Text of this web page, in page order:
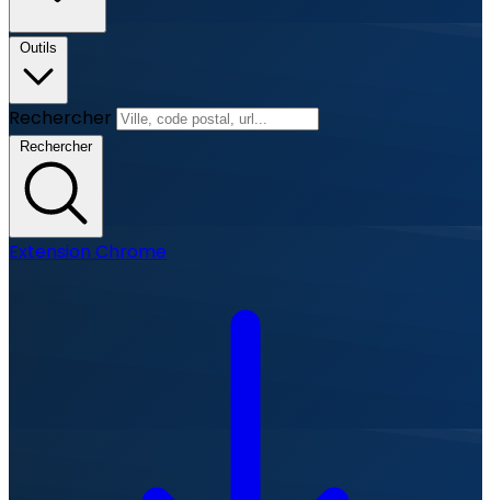
Outils
Rechercher
Rechercher
Extension Chrome